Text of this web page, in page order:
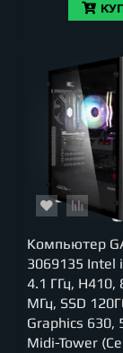
Компьютер
3069135 Intel
4.1 ГГц, H410,
МГц, SSD
Graphics 630,
Midi-Tower